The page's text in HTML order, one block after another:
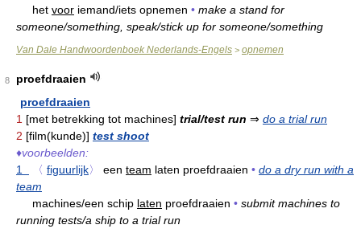
het voor iemand/iets opnemen • make a stand for
someone/something, speak/stick up for someone/something
Van Dale Handwoordenboek Nederlands-Engels > opnemen
8
proefdraaien
proefdraaien
1 [met betrekking tot machines] trial/test run ⇒ do a trial run
2 [film(kunde)] test shoot
♦voorbeelden:
1
〈 figuurlijk〉 een team laten proefdraaien • do a dry run with a
team
machines/een schip laten proefdraaien • submit machines to
running tests/a ship to a trial run